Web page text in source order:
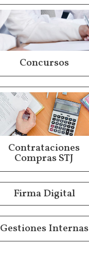
Concursos
Contrataciones
Compras STJ
Firma Digital
Gestiones Internas